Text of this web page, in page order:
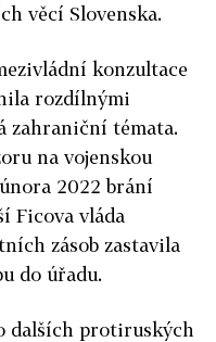
věcí Slovenska.
konzultace
rozdílnými
zahraniční témata.
na vojenskou
2022 brání
Ficova vláda
zásob zastavila
do úřadu.
dalších protiruských